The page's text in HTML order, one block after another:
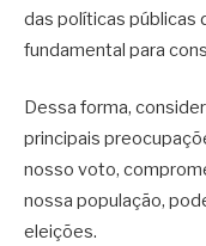
das políticas públicas
fundamental para
Dessa forma,
principais
nosso voto,
nossa população,
eleições.